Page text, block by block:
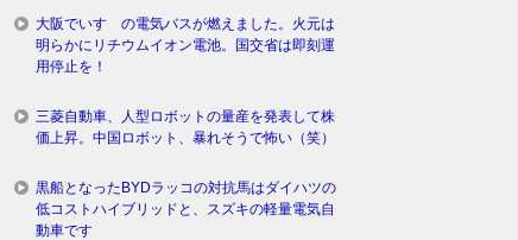
大阪でいすゞの電気バスが燃えました。火元は
明らかにリチウムイオン電池。国交省は即刻運
用停止を！
三菱自動車、人型ロボットの量産を発表して株
価上昇。中国ロボット、暴れそうで怖い（笑）
黒船となったBYDラッコの対抗馬はダイハツの
低コストハイブリッドと、スズキの軽量電気自
動車です